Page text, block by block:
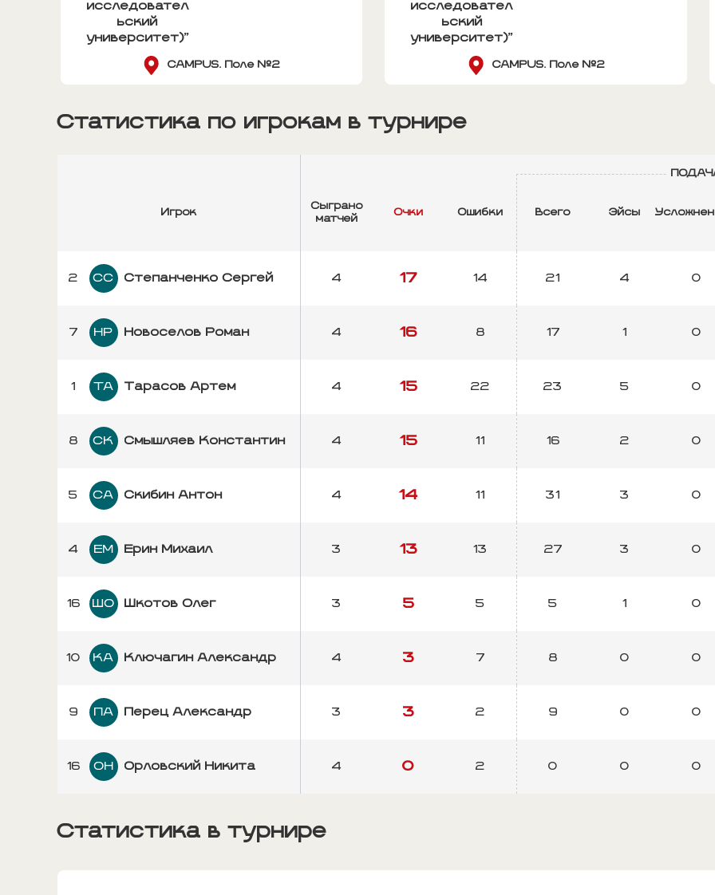
исследовател
ьский
университет)"
CAMPUS. Поле №2
исследовател
ьский
университет)"
CAMPUS. Поле №2
Статистика по игрокам в турнире
Игрок
Сыграно
матчей
Очки Ошибки Всего Эйсы
2 СС Степанченко Сергей 4 17 14 21 4 0
7 НР Новоселов Роман 4 16 8 17 1 0
1 ТА Тарасов Артем 4 15 22 23 5 0
8 СК Смышляев Константин 4 15 11 16 2 0
5 СА Скибин Антон 4 14 11 31 3 0
4 ЕМ Ерин Михаил 3 13 13 27 3 0
16 ШО Шкотов Олег 3 5 5 5 1 0
10 КА Ключагин Александр 4 3 7 8 0 0
9 ПА Перец Александр 3 3 2 9 0 0
16 ОН Орловский Никита 4 0 2 0 0 0
Статистика в турнире